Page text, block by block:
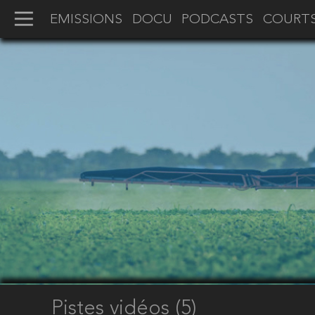
EMISSIONS DOCU PODCASTS
Pistes vidéos (5)